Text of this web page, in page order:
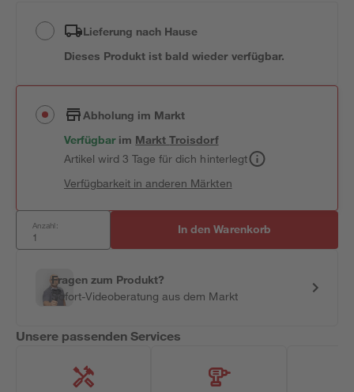
Lieferung nach Hause
Dieses Produkt ist bald wieder verfügbar.
Abholung im Markt
Verfügbar im MarktTroisdorf
Artikel wird 3 Tage für dich hinterlegt
Verfügbarkeit in anderen Märkten
Anzahl: In den Warenkorb
Fragen zum Produkt?
Sofort-Videoberatung aus dem Markt
Unsere passenden Services